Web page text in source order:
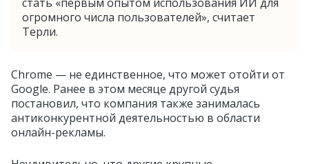
огромного числа пользователей», считает
Терли.
Chrome — не единственное, что может отойти от
Google. Ранее в этом месяце другой судья
постановил, что компания также занималась
антиконкурентной деятельностью в области
онлайн-рекламы.